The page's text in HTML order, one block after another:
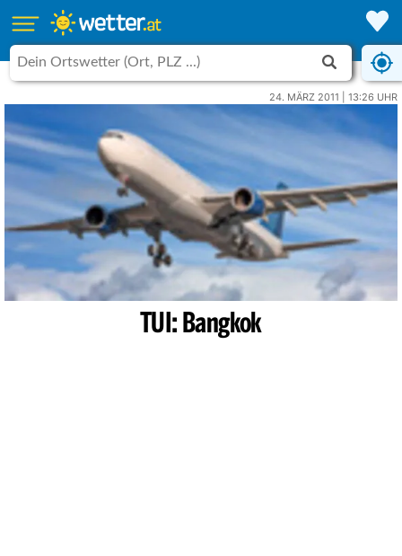
24. MÄRZ 2011 | 13:26 UHR
TUI: Bangkok